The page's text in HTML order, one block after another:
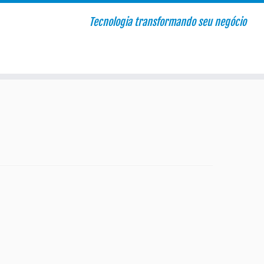
Tecnologia transformando seu negócio